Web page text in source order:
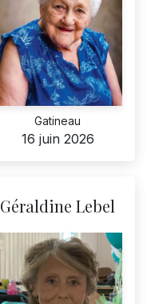
Gatineau
16 juin 2026
Géraldine Lebel